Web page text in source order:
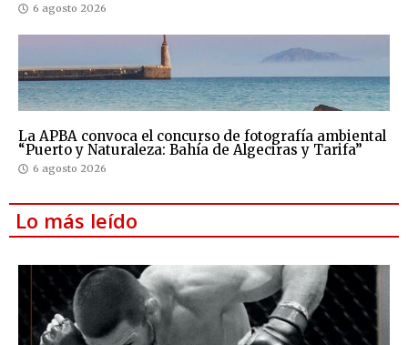
6 agosto 2026
La APBA convoca el concurso de fotografía ambiental
“Puerto y Naturaleza: Bahía de Algeciras y Tarifa”
6 agosto 2026
Lo más leído